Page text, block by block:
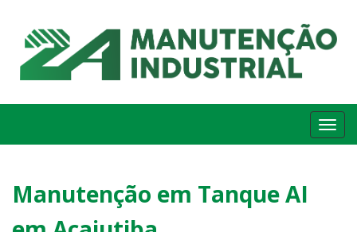
Manutenção em Tanque AI